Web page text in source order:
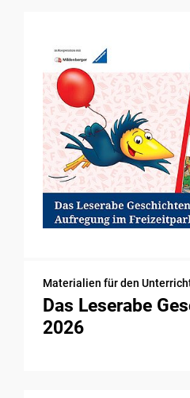
Materialien für den
Das Leserabe
2026